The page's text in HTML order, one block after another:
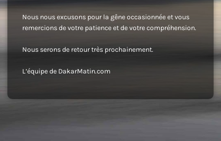
Nous nous excusons pour la gêne occasionnée et vous
remercions de votre patience et de votre compréhension.
Nous serons de retour très prochainement.
L’équipe de DakarMatin.com